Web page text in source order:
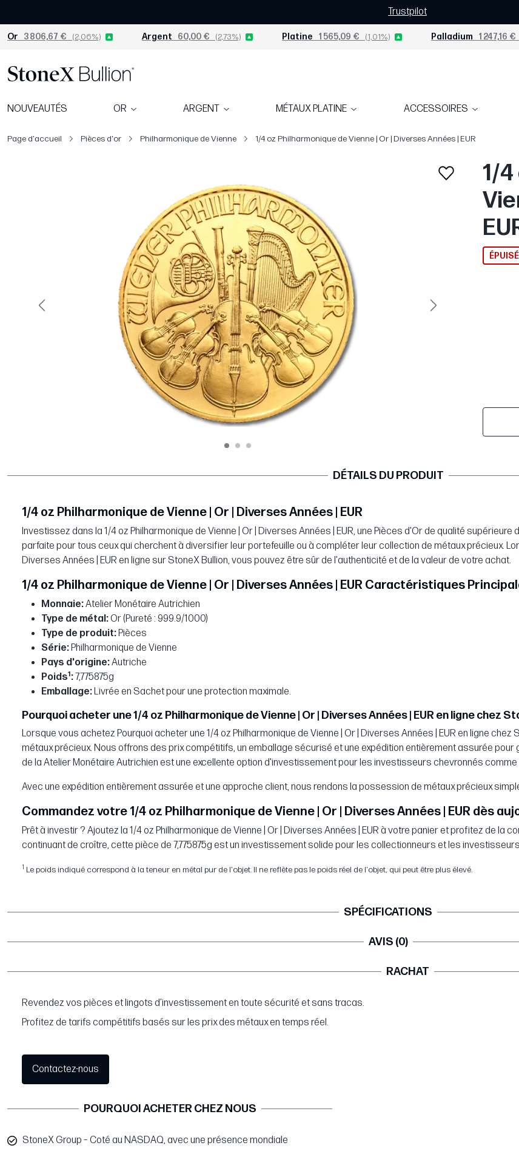
Trustpilot
Or 3 806,67 € (2,06%) Argent 60,00 € (2,73%) Platine 1 565,09 € (1,01%) Palladium 1 247,16 €
NOUVEAUTÉS OR ARGENT MÉTAUX PLATINE ACCESSOIRES
Page d'accueil Pièces d'or Philharmonique de Vienne 1/4 oz Philharmonique de Vienne | Or | Diverses Années | EUR
Précédent Suivant
1/
ÉPUISÉ
DÉTAILS DU PRODUIT
1/4 oz Philharmonique de Vienne | Or | Diverses Années | EUR
Investissez dans la 1/4 oz Philharmonique de Vienne | Or | Diverses Années | EUR, une Pièces d'Or de qualité
parfaite pour tous ceux qui cherchent à diversifier leur portefeuille ou à compléter leur collection de métaux précieux.
Diverses Années | EUR en ligne sur StoneX Bullion, vous pouvez être sûr de l'authenticité et de la valeur de votre achat.
1/4 oz Philharmonique de Vienne | Or | Diverses Années | EUR Caractéristiques
Monnaie:Atelier Monétaire Autrichien
Type de métal:Or (Pureté : 999.9/1000)
Type de produit:Pièces
Série:Philharmonique de Vienne
Pays d'origine:Autriche
Poids1: 7,775875g
Emballage:Livrée en Sachet pour une protection maximale.
Pourquoi acheter une 1/4 oz Philharmonique de Vienne | Or | Diverses Années | EUR en ligne chez
Lorsque vous achetez Pourquoi acheter une 1/4 oz Philharmonique de Vienne | Or | Diverses Années | EUR en ligne
métaux précieux. Nous offrons des prix compétitifs, un emballage sécurisé et une expédition entièrement assurée
de la Atelier Monétaire Autrichien est une excellente option d'investissement pour les investisseurs chevronnés
Avec une expédition entièrement assurée et une approche client, nous rendons la possession de métaux précieux
Commandez votre 1/4 oz Philharmonique de Vienne | Or | Diverses Années | EUR dès
Prêt à investir ? Ajoutez la 1/4 oz Philharmonique de Vienne | Or | Diverses Années | EUR à votre panier et profitez de la
continuant de croître, cette pièce de 7,775875g est un investissement solide pour les collectionneurs et les
1 Le poids indiqué correspond à la teneur en métal pur de l'objet. Il ne reflète pas le poids réel de l'objet, qui peut être plus élevé.
SPÉCIFICATIONS
AVIS (0)
RACHAT
Revendez vos pièces et lingots d’investissement en toute sécurité et sans tracas.
Profitez de tarifs compétitifs basés sur les prix des métaux en temps réel.
Contactez-nous
POURQUOI ACHETER CHEZ NOUS
StoneX Group – Coté au NASDAQ, avec une présence mondiale